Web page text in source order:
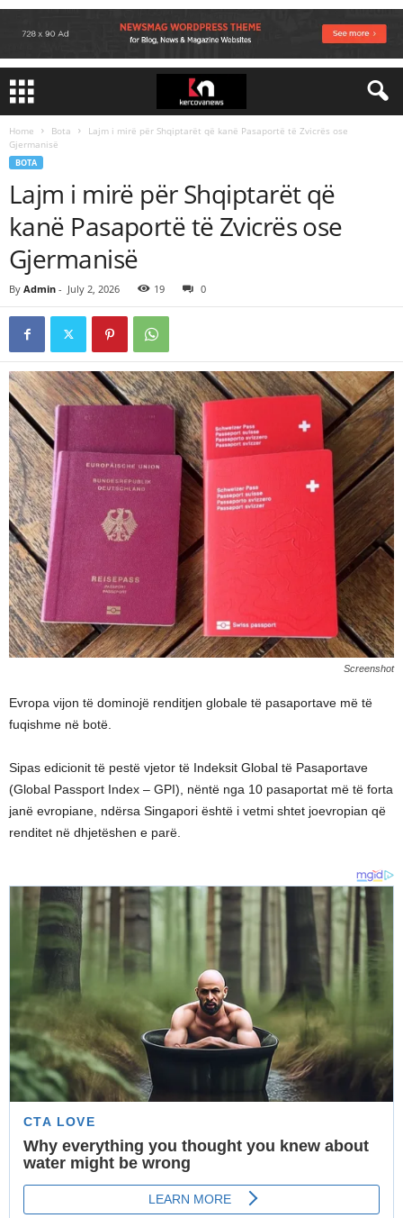
Home Bota
Lajm i mirë për Shqiptarët që kanë Pasaportë të Zvicrës ose
Gjermanisë
BOTA
Lajm i mirë për Shqiptarët që
kanë Pasaportë të Zvicrës ose
Gjermanisë
By Admin - July 2, 2026 19 0
Screenshot
Evropa vijon të dominojë renditjen globale të pasaportave më të
fuqishme në botë.
Sipas edicionit të pestë vjetor të Indeksit Global të Pasaportave
(Global Passport Index – GPI), nëntë nga 10 pasaportat më të forta
janë evropiane, ndërsa Singapori është i vetmi shtet joevropian që
renditet në dhjetëshen e parë.